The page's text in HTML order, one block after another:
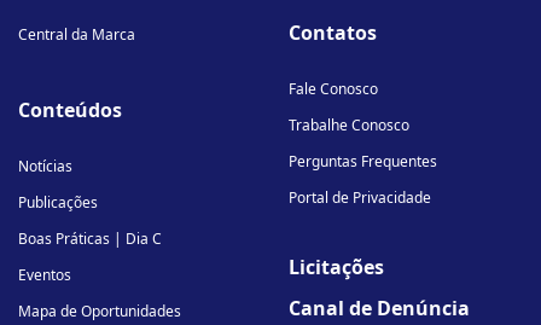
Central da Marca
Conteúdos
Notícias
Publicações
Boas Práticas | Dia C
Eventos
Mapa de Oportunidades
Contatos
Fale Conosco
Trabalhe Conosco
Perguntas Frequentes
Portal de Privacidade
Licitações
Canal de Denúncia